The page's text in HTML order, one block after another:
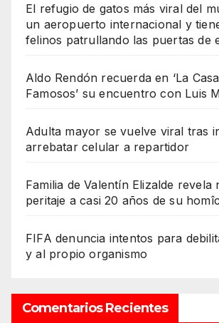
El refugio de gatos más viral del
un aeropuerto internacional y
felinos patrullando las puertas de
Aldo Rendón recuerda en ‘La
Famosos’ su encuentro con Luis
Adulta mayor se vuelve viral tras
arrebatar celular a repartidor
Familia de Valentín Elizalde revela
peritaje a casi 20 años de su
FIFA denuncia intentos para
y al propio organismo
Comentarios Recientes